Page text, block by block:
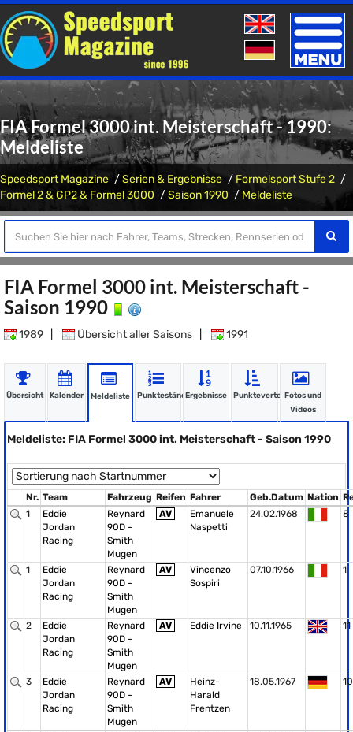
Toggle
FIA Formel 3000 int. Meisterschaft - 1990:
Meldeliste
Speedsport Magazine Serien & Ergebnisse
Formelsport Stufe 2
Formel 2 & GP2 & Formel 3000
Saison 1990 Meldeliste
FIA Formel 3000 int. Meisterschaft -
Saison 1990
1989 Übersicht aller Saisons 1991
Übersicht Kalender Meldeliste PunkteständeErgebnisse PunkteverteilungFotos und
Videos
Meldeliste: FIA Formel 3000 int. Meisterschaft - Saison 1990
Nr. Team Fahrzeug Reifen Fahrer Geb.Datum Nation
1
Eddie
Jordan
Racing
Reynard
90D -
Smith
Mugen
AV
Emanuele
Naspetti
24.02.1968 8
1
Eddie
Jordan
Racing
Reynard
90D -
Smith
Mugen
AV
Vincenzo
Sospiri
07.10.1966 1
2
Eddie
Jordan
Racing
Reynard
90D -
Smith
Mugen
AV Eddie Irvine 10.11.1965 11
3
Eddie
Jordan
Racing
Reynard
90D -
Smith
Mugen
AV
Heinz-
Harald
Frentzen
18.05.1967 10